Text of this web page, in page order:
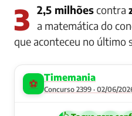
32,5 milhõescontra
a matemática do
que aconteceu no último
⚽ Timemania
Concurso 2399 · 02/06/